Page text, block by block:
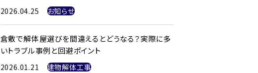
2026.04.25 お知らせ
倉敷で解体屋選びを間違えるとどうなる？実際に多
いトラブル事例と回避ポイント
2026.01.21 建物解体工事